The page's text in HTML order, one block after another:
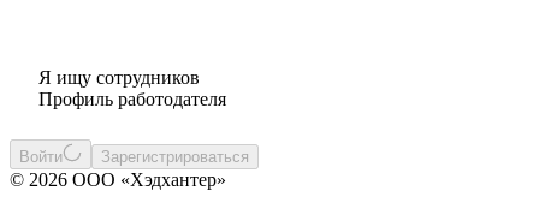
Я ищу сотрудников
Профиль работодателя
Войти Зарегистрироваться
© 2026 ООО «Хэдхантер»